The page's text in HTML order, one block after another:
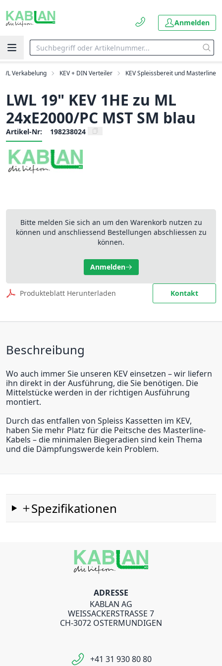
Anmelden
Verkabelung KEV + DIN Verteiler KEV Spleissbereit und Masterline
LWL 19" KEV 1HE zu ML
24xE2000/PC MST SM blau
Artikel-Nr: 198238024
Bitte melden Sie sich an um den Warenkorb nutzen zu
können und anschliessend Bestellungen abschliessen zu
können.
Anmelden
Produkteblatt Herunterladen Kontakt
Beschreibung
Wo auch immer Sie unseren KEV einsetzen – wir liefern
ihn direkt in der Ausführung, die Sie benötigen. Die
Mittelstücke werden in der richtigen Ausführung
montiert.
Durch das entfallen von Spleiss Kassetten im KEV,
haben Sie mehr Platz für die Peitsche des Masterline-
Kabels – die minimalen Biegeradien sind kein Thema
und die Dämpfungswerde kein Problem.
Spezifikationen
ADRESSE
KABLAN AG
WEISSACKERSTRASSE 7
CH-3072 OSTERMUNDIGEN
+41 31 930 80 80